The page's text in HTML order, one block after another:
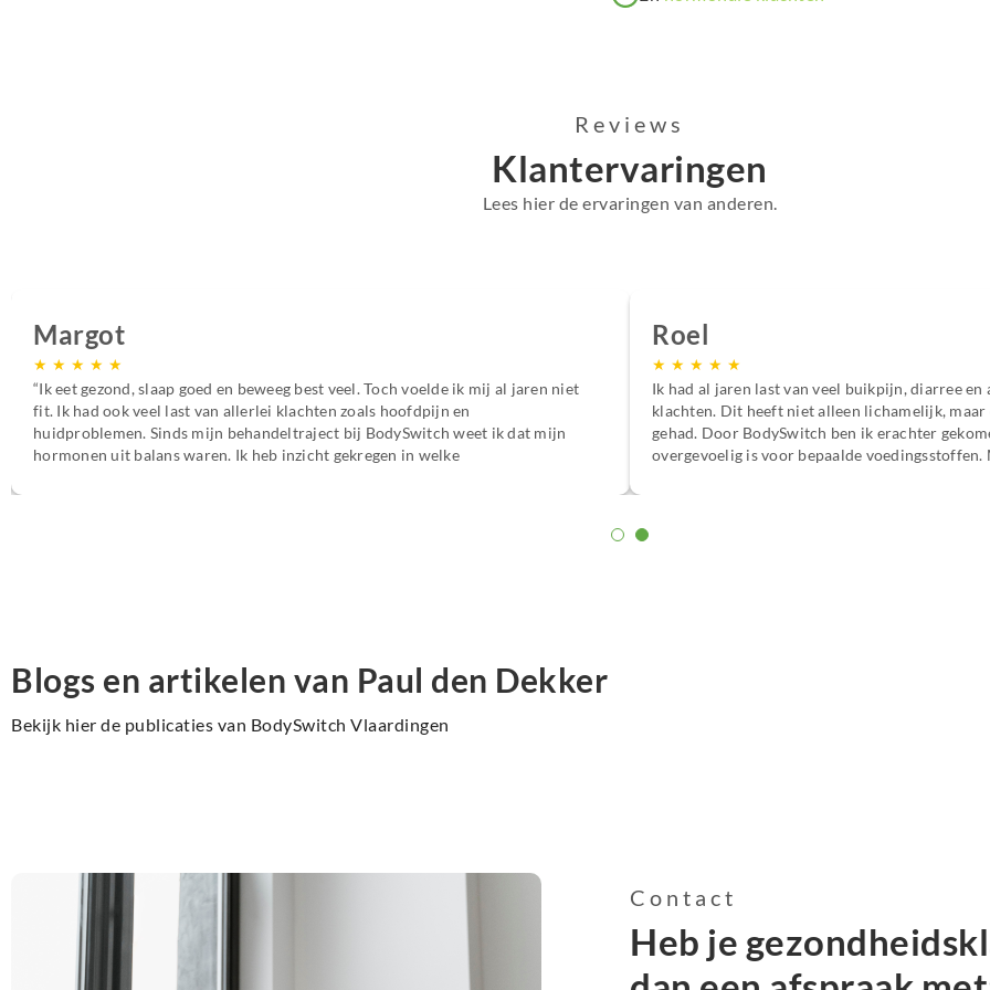
Reviews
Klantervaringen
Lees hier de ervaringen van anderen.
Carla
★ ★ ★ ★ ★
Jarenlang heb ik te horen gekregen dat ik het Prikkelbare Darmsyndroom had
en dat ik daar mee moest leren leven. Toen mijn Moleculair therapeut met mij
had uitgezocht voor welke voedingstoffen ik een intolerantie had, merkte ik al
na een paar dagen verbetering! Als ik me maar aan de regels houd, heb ik geen
Margot
★ ★ ★ ★ ★
“Ik eet gezond, slaap goed en beweeg best veel.
fit. Ik had ook veel last van allerlei klachten
huidproblemen. Sinds mijn behandeltraject bij
hormonen uit balans waren. Ik heb inzicht
Blogs en artikelen van Paul den Dekker
Bekijk hier de publicaties van BodySwitch Vlaardingen
Contact
Heb je